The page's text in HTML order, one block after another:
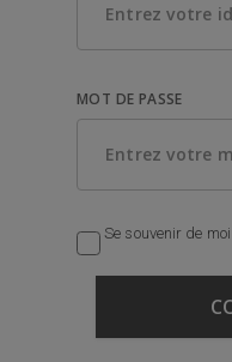
MOT DE PASSE
Se souvenir de moi